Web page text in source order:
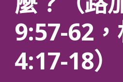
9:57-62
4:17-18）